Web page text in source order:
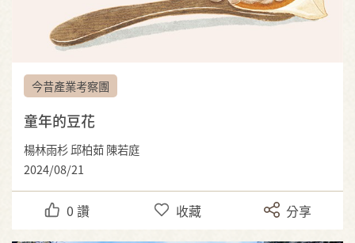
今昔產業考察團
童年的豆花
楊林雨杉 邱柏茹 陳若庭
2024/08/21
0 讚 收藏 分享